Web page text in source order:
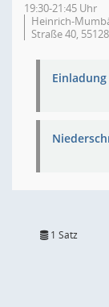
19:30-21:45 Uhr
Heinrich-
Straße 40,
1 Satz